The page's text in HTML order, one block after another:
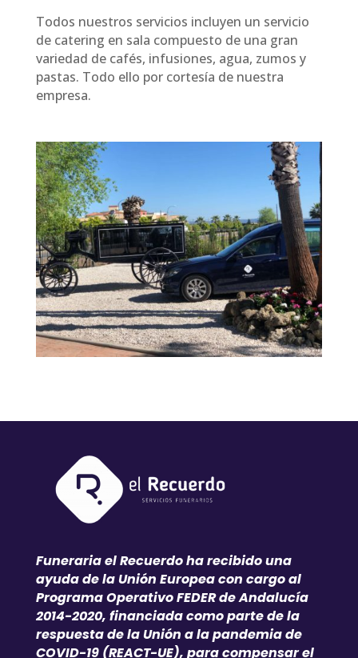
Todos nuestros servicios incluyen un servicio
de catering en sala compuesto de una gran
variedad de cafés, infusiones, agua, zumos y
pastas. Todo ello por cortesía de nuestra
empresa.
Funeraria el Recuerdo ha recibido una
ayuda de la Unión Europea con cargo al
Programa Operativo FEDER de Andalucía
2014-2020, financiada como parte de la
respuesta de la Unión a la pandemia de
COVID-19 (REACT-UE), para compensar el